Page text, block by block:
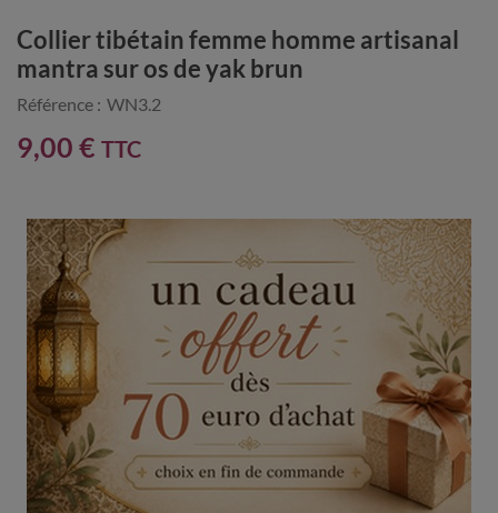
Collier tibétain femme homme artisanal
mantra sur os de yak brun
Référence : WN3.2
9,00 € TTC